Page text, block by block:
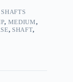
, MEDIUM,
, SHAFT,